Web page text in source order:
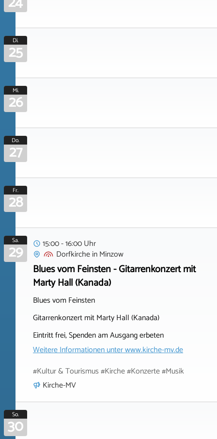
Di.
25
Mi.
26
Do.
27
Fr.
28
Sa.
29
15:00 - 16:00 Uhr
DorfkircheinMinzow
Blues vom Feinsten - Gitarrenkonzert mit
Marty Hall (Kanada)
Blues vom Feinsten
Gitarrenkonzert mit Marty Hall (Kanada)
Eintritt frei, Spenden am Ausgang erbeten
Weitere Informationen unterwww.kirche-mv.de
#Kultur & Tourismus #Kirche #Konzerte #Musik
Kirche-MV
So.
30